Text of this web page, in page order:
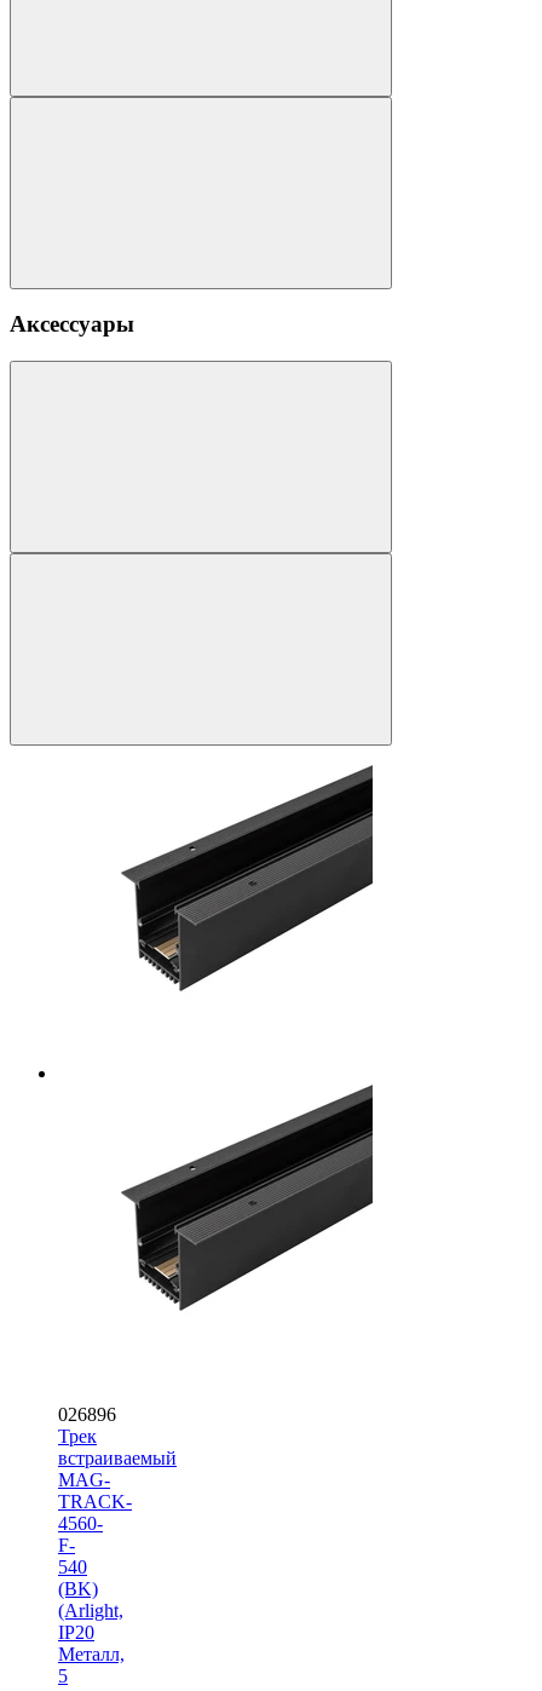
Аксессуары
026896
Трек
встраиваемый
MAG-
TRACK-
4560-
F-
540
(BK)
(Arlight,
IP20
Металл,
5